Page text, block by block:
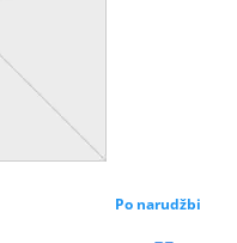
Po narudžbi